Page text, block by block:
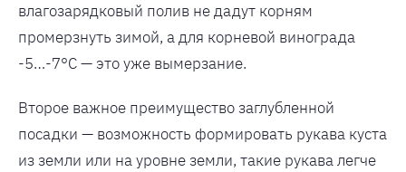
влагозарядковый полив не дадут корням
промерзнуть зимой, а для корневой винограда
-5…-7°С — это уже вымерзание.
Второе важное преимущество заглубленной
посадки — возможность формировать рукава куста
из земли или на уровне земли, такие рукава легче